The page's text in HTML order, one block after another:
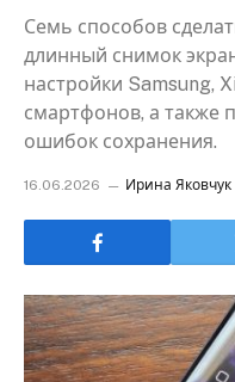
Семь способов
длинный снимок
настройки Samsung,
смартфонов, а также
ошибок сохранения.
16.06.2026 Ирина Яковчук